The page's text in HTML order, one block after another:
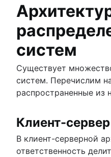
систем
Существует
систем. Перечислим
распространенные из
Клиент-сервер
В клиент-серверной
ответственность